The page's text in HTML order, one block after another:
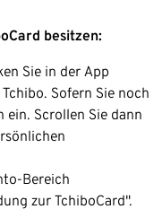
besitzen:
Sie in der App
Sofern Sie noch
Scrollen Sie dann
Bereich
zur TchiboCard".